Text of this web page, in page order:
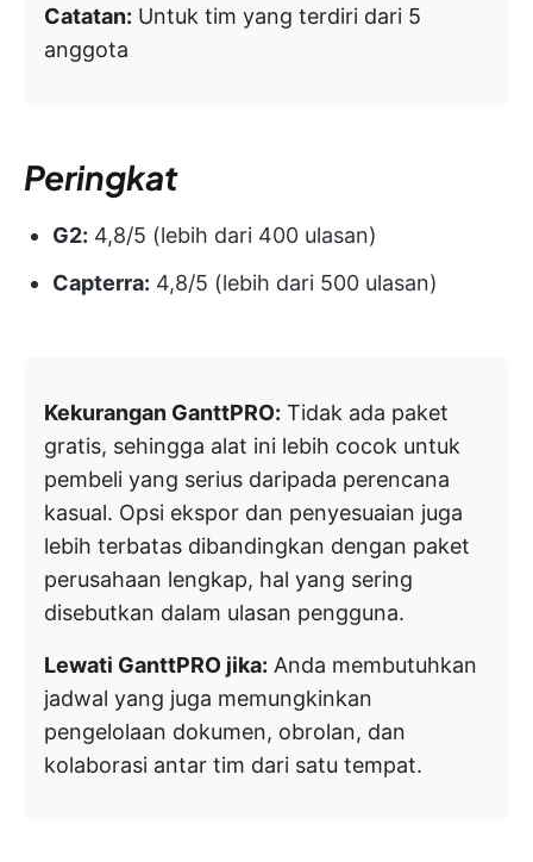
Catatan: Untuk tim yang terdiri dari 5
anggota
Peringkat
G2: 4,8/5 (lebih dari 400 ulasan)
Capterra: 4,8/5 (lebih dari 500 ulasan)
Kekurangan GanttPRO: Tidak ada paket
gratis, sehingga alat ini lebih cocok untuk
pembeli yang serius daripada perencana
kasual. Opsi ekspor dan penyesuaian juga
lebih terbatas dibandingkan dengan paket
perusahaan lengkap, hal yang sering
disebutkan dalam ulasan pengguna.
Lewati GanttPRO jika: Anda membutuhkan
jadwal yang juga memungkinkan
pengelolaan dokumen, obrolan, dan
kolaborasi antar tim dari satu tempat.